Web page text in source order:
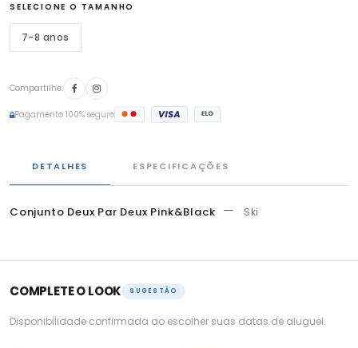
SELECIONE O TAMANHO
7-8 anos
Compartilhe:
Pagamento 100% seguro
DETALHES ESPECIFICAÇÕES
Conjunto Deux Par Deux Pink&Black — Ski
COMPLETE O LOOK SUGESTÃO
Disponibilidade confirmada ao escolher suas datas de aluguel.